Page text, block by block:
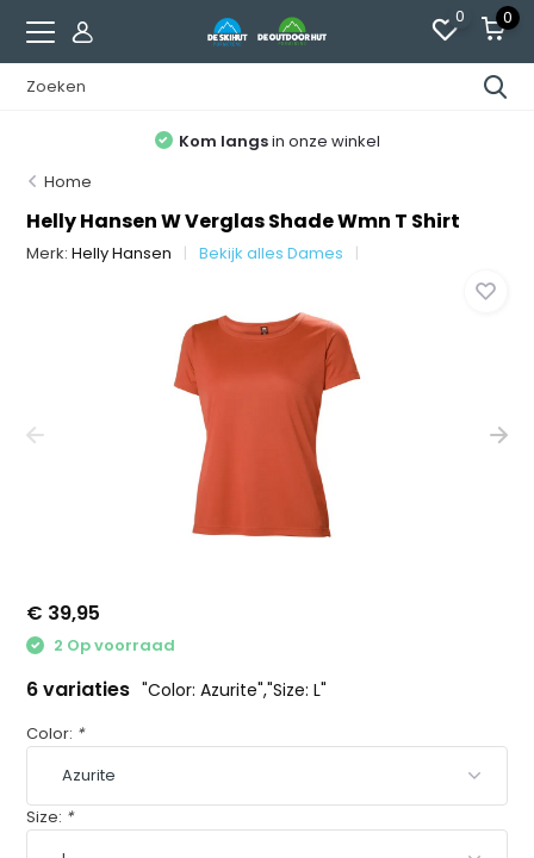
0 0
Kom langsin onze winkel
Home
Helly Hansen W Verglas Shade Wmn T Shirt
Merk:Helly Hansen Bekijk alles Dames
€ 39,95
2 Op voorraad
6 variaties "Color: Azurite","Size: L"
Color: *
Size: *